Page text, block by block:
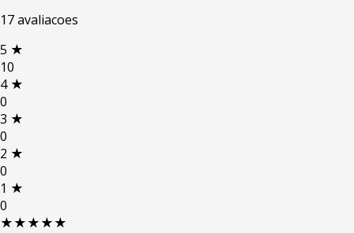
17 avaliacoes
5 ★
10
4 ★
0
3 ★
0
2 ★
0
1 ★
0
★★★★★